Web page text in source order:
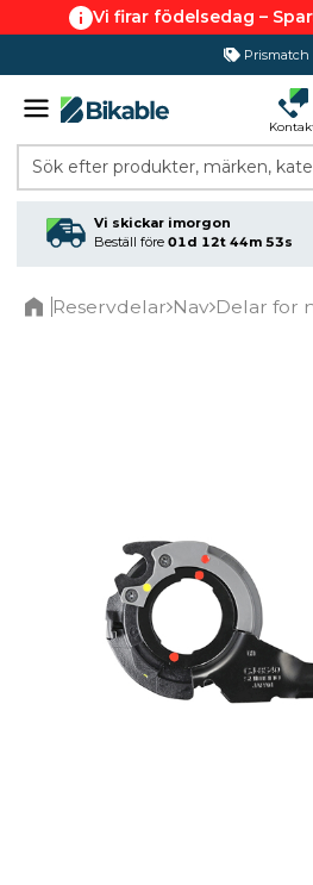
Vi firar födelsedag –
Prismatch
Sök efter produkter, märken,
Vi skickar imorgon
Beställ före 01d 12t 44m 53s
Reservdelar Nav Delar for